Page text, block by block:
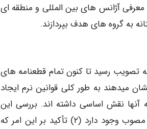
معرفی آژانس های بین المللی و منطقه ای
به گروه های هدف بپردازند.
قطعنامه مجمع عمومی سازمان ملل متحد در مورد بلایای طبیعی در سال ۱۹۶۵ به تصویب رسید تا کنون تمام قطعنامه های
به طور کلی قوانین نرم ایجاد
نقش اساسی داشته اند. بررسی این
قطعنامه ها نشان دهنده این امر است که چهار وجه مشترک در همه قطعنامه های مصوب وجود دارد (۲) تأکید بر این امر که